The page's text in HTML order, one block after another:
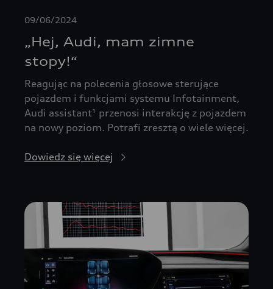
09/06/2024
„Hej, Audi, mam zimne
stopy!“
Reagując na polecenia głosowe sterujące
pojazdem i funkcjami systemu Infotainment,
Audi assistant¹ przenosi interakcję z pojazdem
na nowy poziom. Potrafi zresztą o wiele więcej.
Dowiedz się więcej